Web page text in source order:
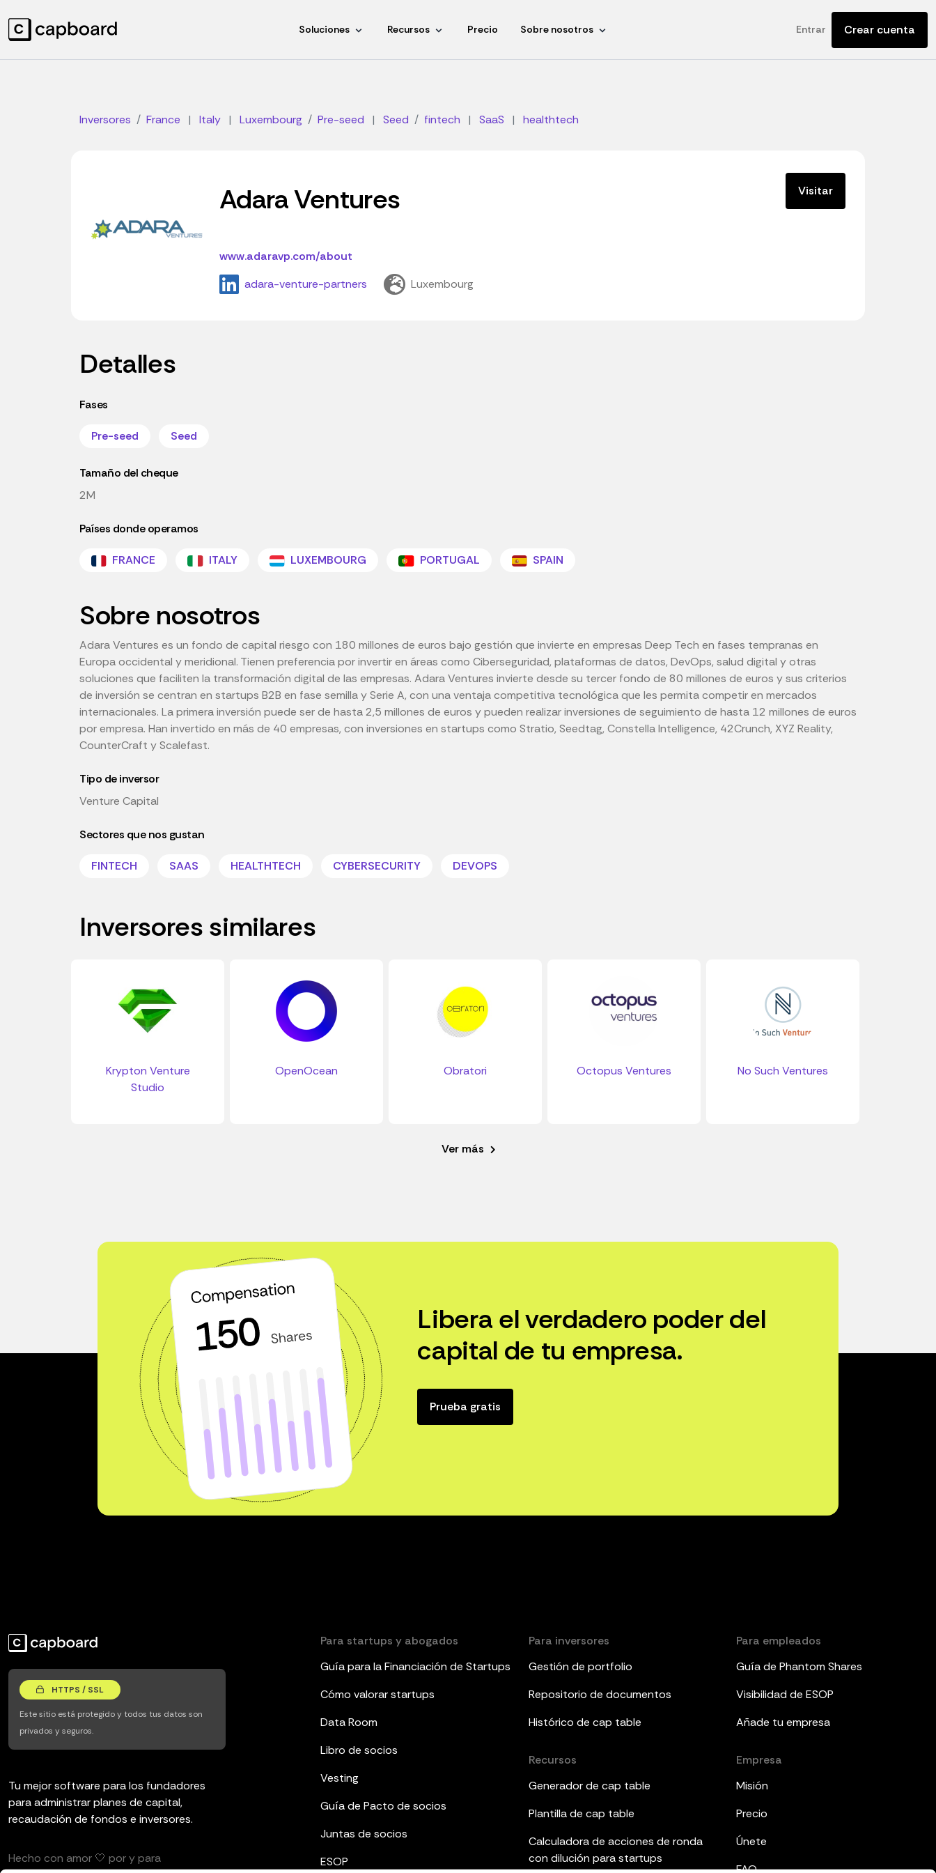
Soluciones Recursos Precio Sobre nosotros Entrar Crear cuenta
Inversores France | Italy | Luxembourg Pre-seed | Seed fintech | SaaS | healthtech
Adara Ventures Visitar
www.adaravp.com/about
adara-venture-partners
Luxembourg
Detalles
Fases
Pre-seed Seed
Tamaño del cheque
2M
Países donde operamos
FRANCE ITALY LUXEMBOURG PORTUGAL SPAIN
Sobre nosotros
Adara Ventures es un fondo de capital riesgo con 180 millones de euros bajo gestión que invierte en empresas Deep Tech en fases tempranas en
Europa occidental y meridional. Tienen preferencia por invertir en áreas como Ciberseguridad, plataformas de datos, DevOps, salud digital y otras
soluciones que faciliten la transformación digital de las empresas. Adara Ventures invierte desde su tercer fondo de 80 millones de euros y sus criterios
de inversión se centran en startups B2B en fase semilla y Serie A, con una ventaja competitiva tecnológica que les permita competir en mercados
internacionales. La primera inversión puede ser de hasta 2,5 millones de euros y pueden realizar inversiones de seguimiento de hasta 12 millones de euros
por empresa. Han invertido en más de 40 empresas, con inversiones en startups como Stratio, Seedtag, Constella Intelligence, 42Crunch, XYZ Reality,
CounterCraft y Scalefast.
Tipo de inversor
Venture Capital
Sectores que nos gustan
FINTECH SAAS HEALTHTECH CYBERSECURITY DEVOPS
Inversores similares
Krypton Venture
Studio
OpenOcean Obratori Octopus Ventures No Such Ventures
Ver más
Libera el verdadero poder del
capital de tu empresa.
Prueba gratis
HTTPS / SSL
Este sitio está protegido y todos tus datos son
privados y seguros.
Tu mejor software para los fundadores
para administrar planes de capital,
recaudación de fondos e inversores.
Hecho con amor 🤍 por y para
Para startups y abogados
Guía para la Financiación de Startups
Cómo valorar startups
Data Room
Libro de socios
Vesting
Guía de Pacto de socios
Juntas de socios
ESOP
Para inversores
Gestión de portfolio
Repositorio de documentos
Histórico de cap table
Recursos
Generador de cap table
Plantilla de cap table
Calculadora de acciones de ronda
con dilución para startups
Para empleados
Guía de Phantom Shares
Visibilidad de ESOP
Añade tu empresa
Empresa
Misión
Precio
Únete
FAQ